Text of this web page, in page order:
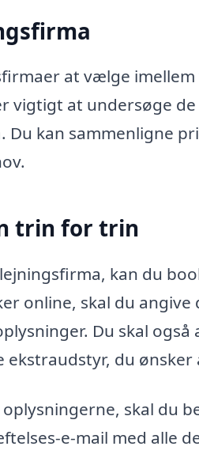
at vælge
vigtigt at undersøge
kan sammenligne
trin for trin
kan du
online, skal du
Du skal
du ønsker
skal du
e-mail med alle